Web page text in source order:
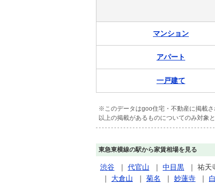
マンション
アパート
一戸建て
※このデータはgoo住宅・不動産に掲載
以上の掲載があるものについてのみ対象と
東急東横線の駅から家賃相場を見る
渋谷 ｜ 代官山 ｜ 中目黒 ｜ 祐天
｜ 大倉山 ｜ 菊名 ｜ 妙蓮寺 ｜